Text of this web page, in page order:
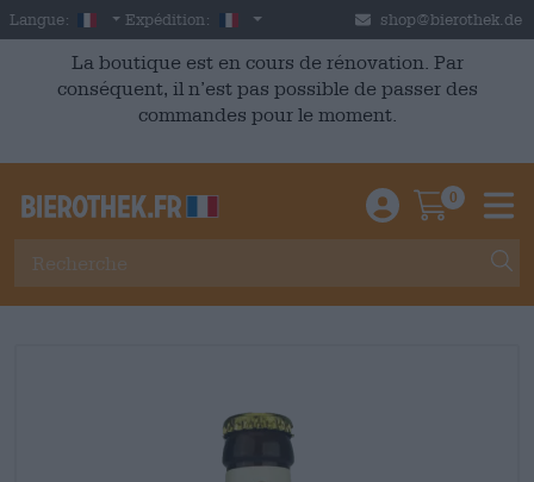
Skip to main content
Langue: French
Expédition: France shop@bierothek.de
La boutique est en cours de rénovation. Par
conséquent, il n’est pas possible de passer des
commandes pour le moment.
Einloggen /
0